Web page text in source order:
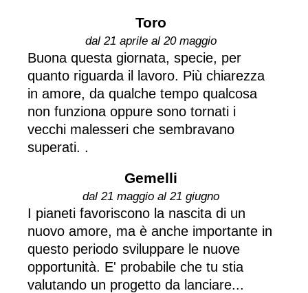
Toro
dal 21 aprile al 20 maggio
Buona questa giornata, specie, per
quanto riguarda il lavoro. Più chiarezza
in amore, da qualche tempo qualcosa
non funziona oppure sono tornati i
vecchi malesseri che sembravano
superati. .
Gemelli
dal 21 maggio al 21 giugno
I pianeti favoriscono la nascita di un
nuovo amore, ma è anche importante in
questo periodo sviluppare le nuove
opportunità. E' probabile che tu stia
valutando un progetto da lanciare...